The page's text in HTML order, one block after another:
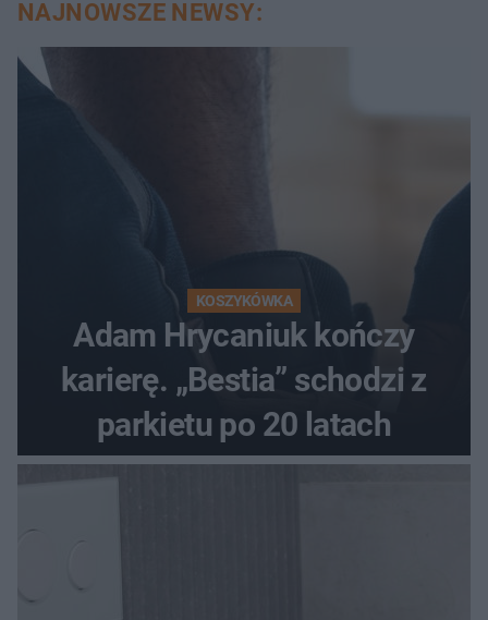
NAJNOWSZE NEWSY:
KOSZYKÓWKA
Adam Hrycaniuk kończy
karierę. „Bestia” schodzi z
parkietu po 20 latach